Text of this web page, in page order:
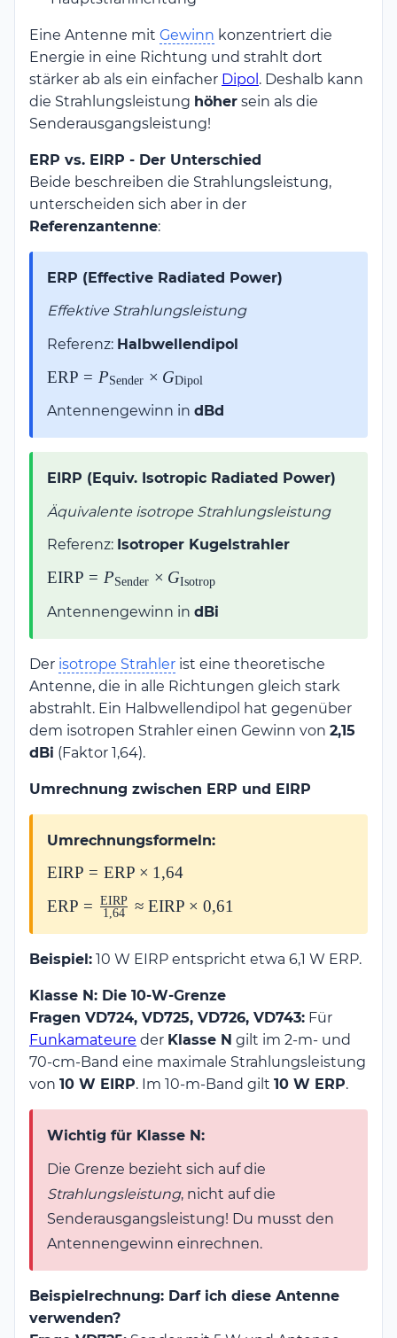
Eine Antenne mit Gewinn konzentriert die
Energie in eine Richtung und strahlt dort
stärker ab als ein einfacher Dipol . Deshalb kann
die Strahlungsleistung höher sein als die
Senderausgangsleistung!
ERP vs. EIRP - Der Unterschied
Beide beschreiben die Strahlungsleistung,
unterscheiden sich aber in der
Referenzantenne:
ERP (Effective Radiated Power)
Effektive Strahlungsleistung
Referenz: Halbwellendipol
\text{ERP} =
\times
G_{\text{Dipol}}
ERP = PSender × GDipol
Antennengewinn in dBd
EIRP (Equiv. Isotropic Radiated Power)
Äquivalente isotrope Strahlungsleistung
Referenz: Isotroper Kugelstrahler
\text{EIRP} =
\times
EIRP = PSender × GIsotrop
Antennengewinn in dBi
Der isotrope Strahler ist eine theoretische
Antenne, die in alle Richtungen gleich stark
abstrahlt. Ein Halbwellendipol hat gegenüber
dem isotropen Strahler einen Gewinn von 2,15
dBi (Faktor 1,64).
Umrechnung zwischen ERP und EIRP
Umrechnungsformeln:
\text{EIRP}
\text{ERP}
\times
1{,}64
EIRP = ERP × 1 ,64
\text{ERP} =
\frac{\text{EIRP}}
\text{EIRP} \times
0{,}61
ERP = 1,64
EIRP ≈ EIRP × 0,61
Beispiel: 10 W EIRP entspricht etwa 6,1 W ERP.
Klasse N: Die 10-W-Grenze
Fragen VD724, VD725, VD726, VD743: Für
Funkamateure der Klasse N gilt im 2-m- und
70-cm-Band eine maximale Strahlungsleistung
von 10 W EIRP. Im 10-m-Band gilt 10 W ERP.
Wichtig für Klasse N:
Die Grenze bezieht sich auf die
Strahlungsleistung, nicht auf die
Senderausgangsleistung! Du musst den
Antennengewinn einrechnen.
Beispielrechnung: Darf ich diese Antenne
verwenden?